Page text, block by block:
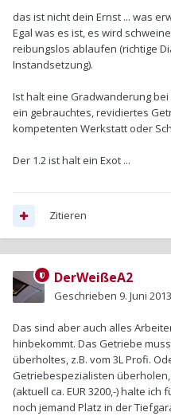
das ist nicht dein Ernst ... was
Egal was es ist, es wird
reibungslos ablaufen (richtige
Instandsetzung).
Ist halt eine Gradwanderung
ein gebrauchtes, revidiertes
kompetenten Werkstatt oder
Der 1.2 ist halt ein Exot ...
Zitieren
DerWeißeA2
Geschrieben 9. Juni 2013
Das sind aber auch alles
hinbekommt. Das Getriebe
überholtes, z.B. vom 3L Profi.
Getriebespezialisten überholen,
(aktuell ca. EUR 3200,-) halte
noch jemand Platz in der